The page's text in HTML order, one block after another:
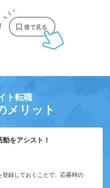
ト転職
メリット
をアシスト！
登録しておくことで、応募時の